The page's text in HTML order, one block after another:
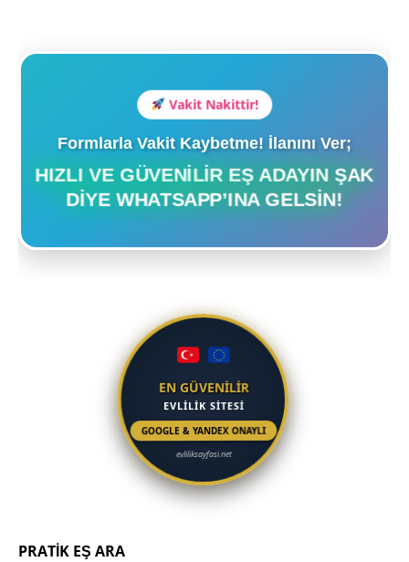
Vakit Nakittir!
Formlarla Vakit Kaybetme! İlanını Ver;
HIZLI VE GÜVENILIR EŞ ADAYIN ŞAK
DIYE WHATSAPP’INA GELSIN!
EN GÜVENİLİR
GOOGLE & YANDEX ONAYLI
evliliksayfasi.net
PRATİK EŞ ARA